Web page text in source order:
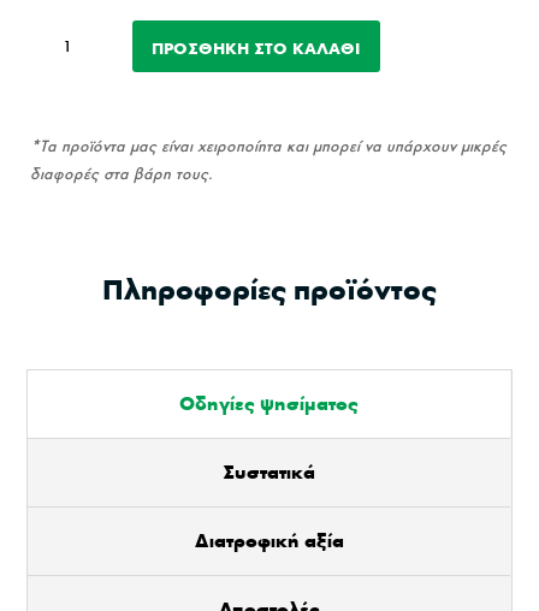
Pinsa
ΠΡΟΣΘΉΚΗ ΣΤΟ ΚΑΛΆΘΙ
*Τα προϊόντα μας είναι χειροποίητα και μπορεί να υπάρχουν μικρές
διαφορές στα βάρη τους.
Πληροφορίες προϊόντος
Οδηγίες ψησίματος
Συστατικά
Διατροφική αξία